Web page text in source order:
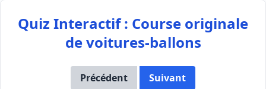
Quiz Interactif : Course originale
de voitures-ballons
Précédent Suivant